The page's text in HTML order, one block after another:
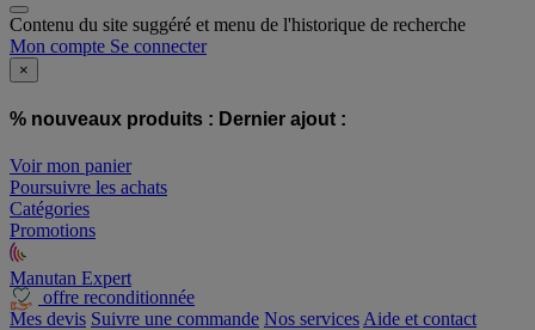
Contenu du site suggéré et menu de l'historique de recherche
Mon compte Se connecter
×
% nouveaux produits : Dernier ajout :
Voir mon panier
Poursuivre les achats
Catégories
Promotions
Manutan Expert
offre reconditionnée
Mes devis Suivre une commande Nos services Aide et contact